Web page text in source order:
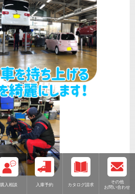
購入相談 入庫予約 カタログ請求
その他
お問い合わせ